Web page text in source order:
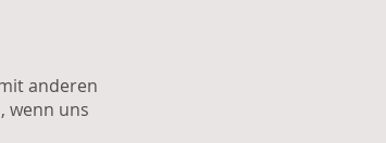
anderen
wenn uns